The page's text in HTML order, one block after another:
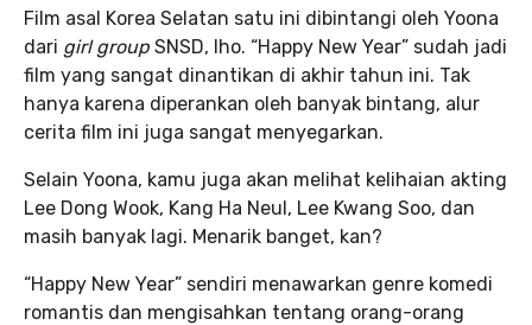
Film asal Korea Selatan satu ini dibintangi oleh Yoona
dari girl group SNSD, lho. “Happy New Year” sudah jadi
film yang sangat dinantikan di akhir tahun ini. Tak
hanya karena diperankan oleh banyak bintang, alur
cerita film ini juga sangat menyegarkan.
Selain Yoona, kamu juga akan melihat kelihaian akting
Lee Dong Wook, Kang Ha Neul, Lee Kwang Soo, dan
masih banyak lagi. Menarik banget, kan?
“Happy New Year” sendiri menawarkan genre komedi
romantis dan mengisahkan tentang orang-orang